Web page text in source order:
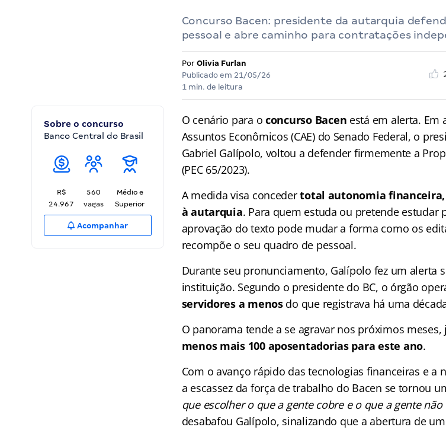
Concurso Bacen: presidente da autarquia
pessoal e abre caminho para contratações
Por Olivia Furlan
Publicado em 21/05/26
1 min. de leitura
Sobre o concurso
Banco Central do Brasil
R$
24.967
560
vagas
Médio e
Superior
Acompanhar
O cenário para oconcurso Bacen está em alerta. Em
Assuntos Econômicos (CAE) do Senado Federal, o
Gabriel Galípolo, voltou a defender firmemente a
(PEC 65/2023).
A medida visa concedertotal autonomia
à autarquia. Para quem estuda ou pretende estudar
aprovação do texto pode mudar a forma como os
recompõe o seu quadro de pessoal.
Durante seu pronunciamento, Galípolo fez um alerta
instituição. Segundo o presidente do BC, o órgão
servidores a menosdo que registrava há uma
O panorama tende a se agravar nos próximos meses,
menos mais 100 aposentadorias para este ano.
Com o avanço rápido das tecnologias financeiras e a
a escassez da força de trabalho do Bacen se tornou
que escolher o que a gente cobre e o que a gente
desabafou Galípolo, sinalizando que a abertura de